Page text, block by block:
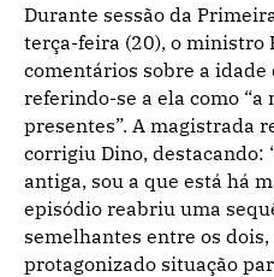
Durante sessão da
terça-feira (20), o ministro
comentários sobre a
referindo-se a ela como
presentes”. A magistrada
corrigiu Dino, destacando:
antiga, sou a que está há
episódio reabriu uma
semelhantes entre os
protagonizado situação